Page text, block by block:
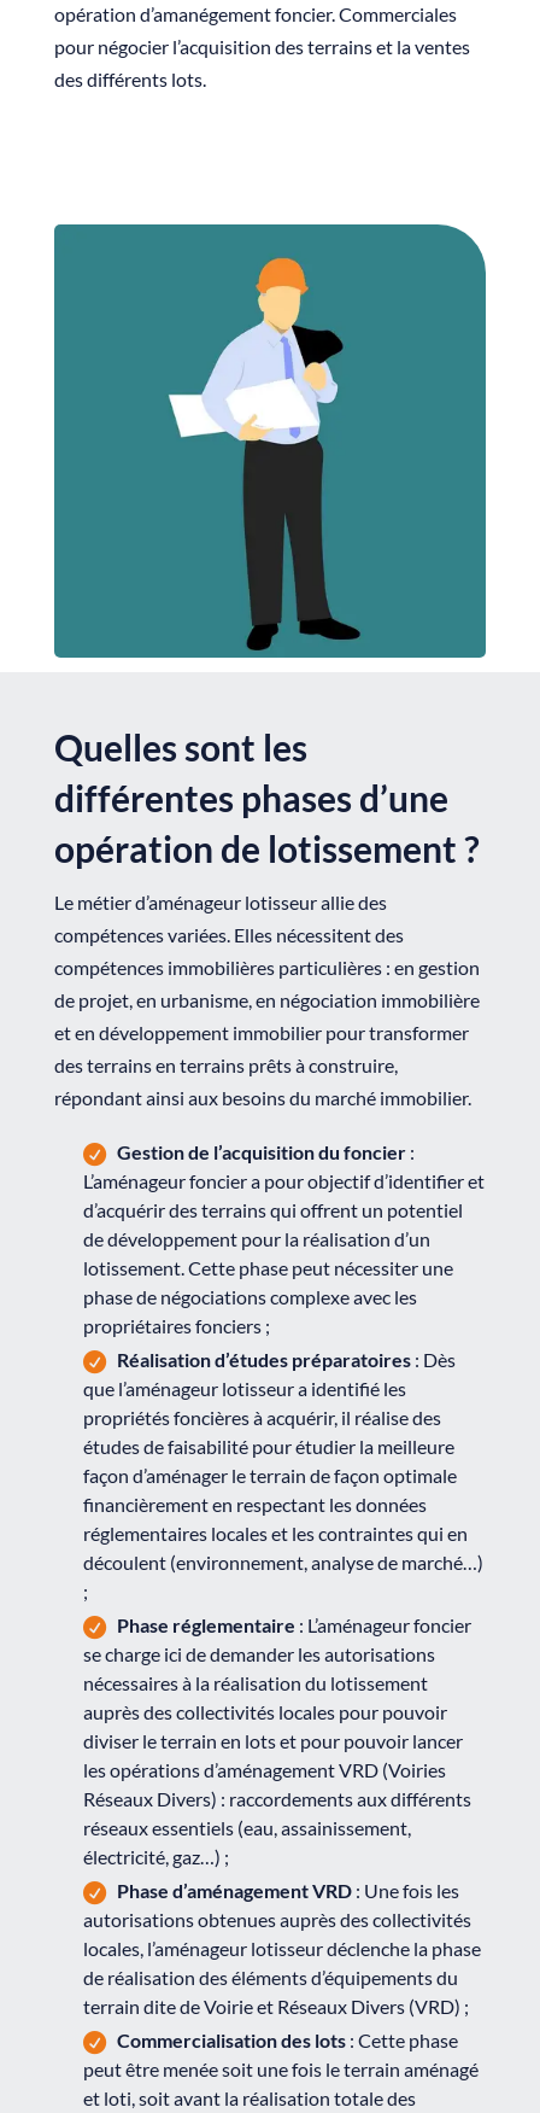
opération d’amanégement foncier. Commerciales
pour négocier l’acquisition des terrains et la ventes
des différents lots.
Quelles sont les
différentes phases d’une
opération de lotissement ?
Le métier d’aménageur lotisseur allie des
compétences variées. Elles nécessitent des
compétences immobilières particulières : en gestion
de projet, en urbanisme, en négociation immobilière
et en développement immobilier pour transformer
des terrains en terrains prêts à construire,
répondant ainsi aux besoins du marché immobilier.
Gestion de l’acquisition du foncier :
L’aménageur foncier a pour objectif d’identifier et
d’acquérir des terrains qui offrent un potentiel
de développement pour la réalisation d’un
lotissement. Cette phase peut nécessiter une
phase de négociations complexe avec les
propriétaires fonciers ;
Réalisation d’études préparatoires : Dès
que l’aménageur lotisseur a identifié les
propriétés foncières à acquérir, il réalise des
études de faisabilité pour étudier la meilleure
façon d’aménager le terrain de façon optimale
financièrement en respectant les données
réglementaires locales et les contraintes qui en
découlent (environnement, analyse de marché…)
;
Phase réglementaire : L’aménageur foncier
se charge ici de demander les autorisations
nécessaires à la réalisation du lotissement
auprès des collectivités locales pour pouvoir
diviser le terrain en lots et pour pouvoir lancer
les opérations d’aménagement VRD (Voiries
Réseaux Divers) : raccordements aux différents
réseaux essentiels (eau, assainissement,
électricité, gaz…) ;
Phase d’aménagement VRD : Une fois les
autorisations obtenues auprès des collectivités
locales, l’aménageur lotisseur déclenche la phase
de réalisation des éléments d’équipements du
terrain dite de Voirie et Réseaux Divers (VRD) ;
Commercialisation des lots : Cette phase
peut être menée soit une fois le terrain aménagé
et loti, soit avant la réalisation totale des